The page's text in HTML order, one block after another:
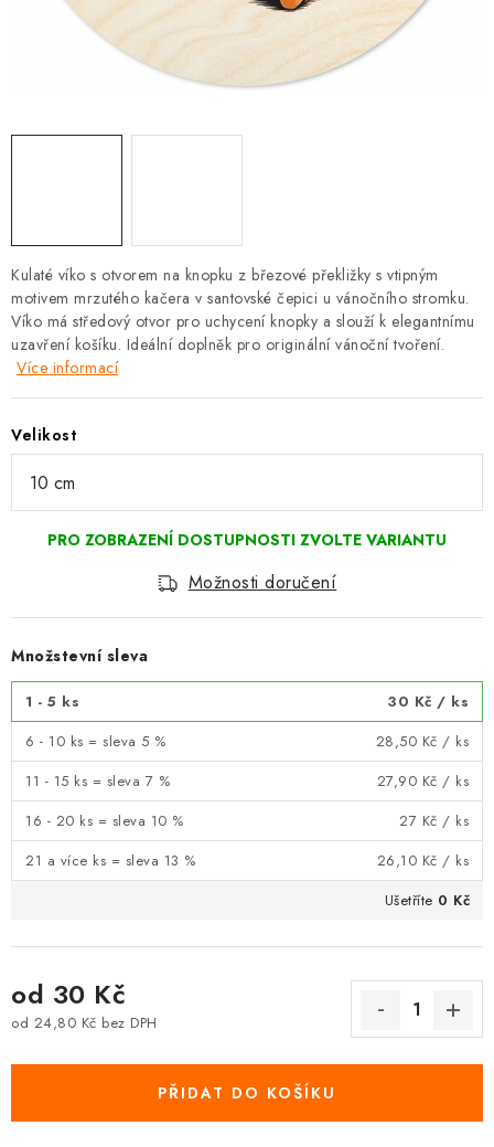
Kulaté víko s otvorem na knopku z březové překližky s vtipným
motivem mrzutého kačera v santovské čepici u vánočního stromku.
Víko má středový otvor pro uchycení knopky a slouží k elegantnímu
uzavření košíku. Ideální doplněk pro originální vánoční tvoření.
Více informací
Velikost
Možnosti doručení
Množstevní sleva
1 - 5 ks 30 Kč / ks
6 - 10 ks = sleva 5 %
28,50 Kč / ks
11 - 15 ks = sleva 7 %
27,90 Kč / ks
16 - 20 ks = sleva 10 %
27 Kč / ks
21 a více ks = sleva 13 %
26,10 Kč / ks
Ušetříte 0 Kč
od 30 Kč
od 24,80 Kč bez DPH
PŘIDAT DO KOŠÍKU